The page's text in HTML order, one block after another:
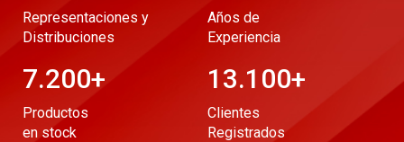
Representaciones y
Distribuciones
Años de
Experiencia
7.200+
Productos
en stock
13.100+
Clientes
Registrados